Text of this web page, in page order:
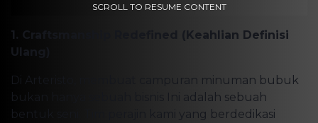
SCROLL TO RESUME CONTENT
1. Craftsmanship Redefined (Keahlian Definisi
Ulang)
Di Arteristo, membuat campuran minuman bubuk
bukan hanya sebuah bisnis Ini adalah sebuah
bentuk seni. Tim perajin kami yang berdedikasi